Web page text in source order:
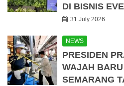
DI BISNIS
31 July 2026
NEWS
PRESIDEN
WAJAH
SEMARANG